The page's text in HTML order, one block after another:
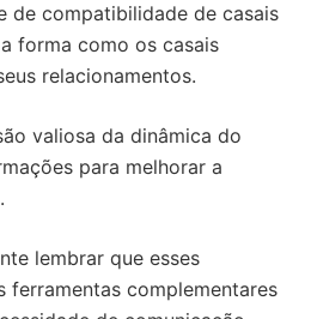
de compatibilidade de casais
forma como os casais
relacionamentos.
valiosa da dinâmica do
para melhorar a
lembrar que esses
ferramentas complementares